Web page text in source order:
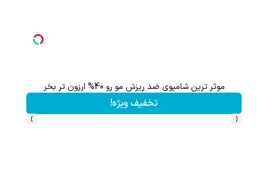
موثر ترین شامپوی ضد ریزش مو رو 40% ارزون تر بخر
تخفیف ویژه!
‹
›